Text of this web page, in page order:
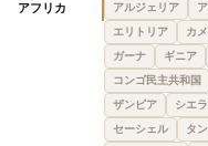
アフリカ アルジェリア
エリトリア
カ
ガーナ
ギニア
コンゴ民主共和国
ザンビア
シエ
セーシェル
タ